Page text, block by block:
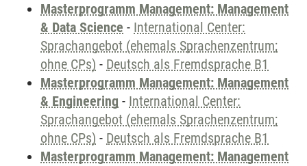
Masterprogramm Management: Management
& Data Science - International Center:
Sprachangebot (ehemals Sprachenzentrum;
ohne CPs) - Deutsch als Fremdsprache B1
Masterprogramm Management: Management
& Engineering - International Center:
Sprachangebot (ehemals Sprachenzentrum;
ohne CPs) - Deutsch als Fremdsprache B1
Masterprogramm Management: Management